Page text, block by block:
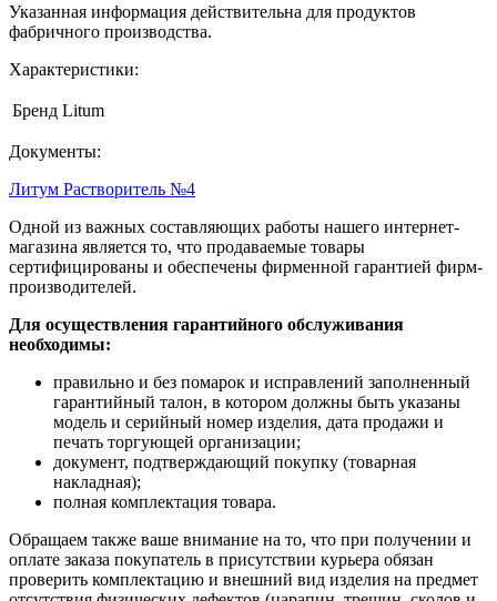
Указанная информация действительна для продуктов
фабричного производства.
Характеристики:
Бренд Litum
Документы:
Литум Растворитель №4
Одной из важных составляющих работы нашего интернет-
магазина является то, что продаваемые товары
сертифицированы и обеспечены фирменной гарантией фирм-
производителей.
Для осуществления гарантийного обслуживания
необходимы:
правильно и без помарок и исправлений заполненный
гарантийный талон, в котором должны быть указаны
модель и серийный номер изделия, дата продажи и
печать торгующей организации;
документ, подтверждающий покупку (товарная
накладная);
полная комплектация товара.
Обращаем также ваше внимание на то, что при получении и
оплате заказа покупатель в присутствии курьера обязан
проверить комплектацию и внешний вид изделия на предмет